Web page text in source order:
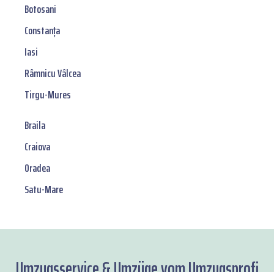
Botosani
Constanța
Iasi
Râmnicu Vâlcea
Tirgu-Mures
Braila
Craiova
Oradea
Satu-Mare